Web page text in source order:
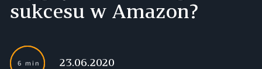
sukcesu w Amazon?
6 min 23.06.2020